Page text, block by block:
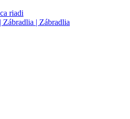
riadi
Zábradlia | Zábradlia